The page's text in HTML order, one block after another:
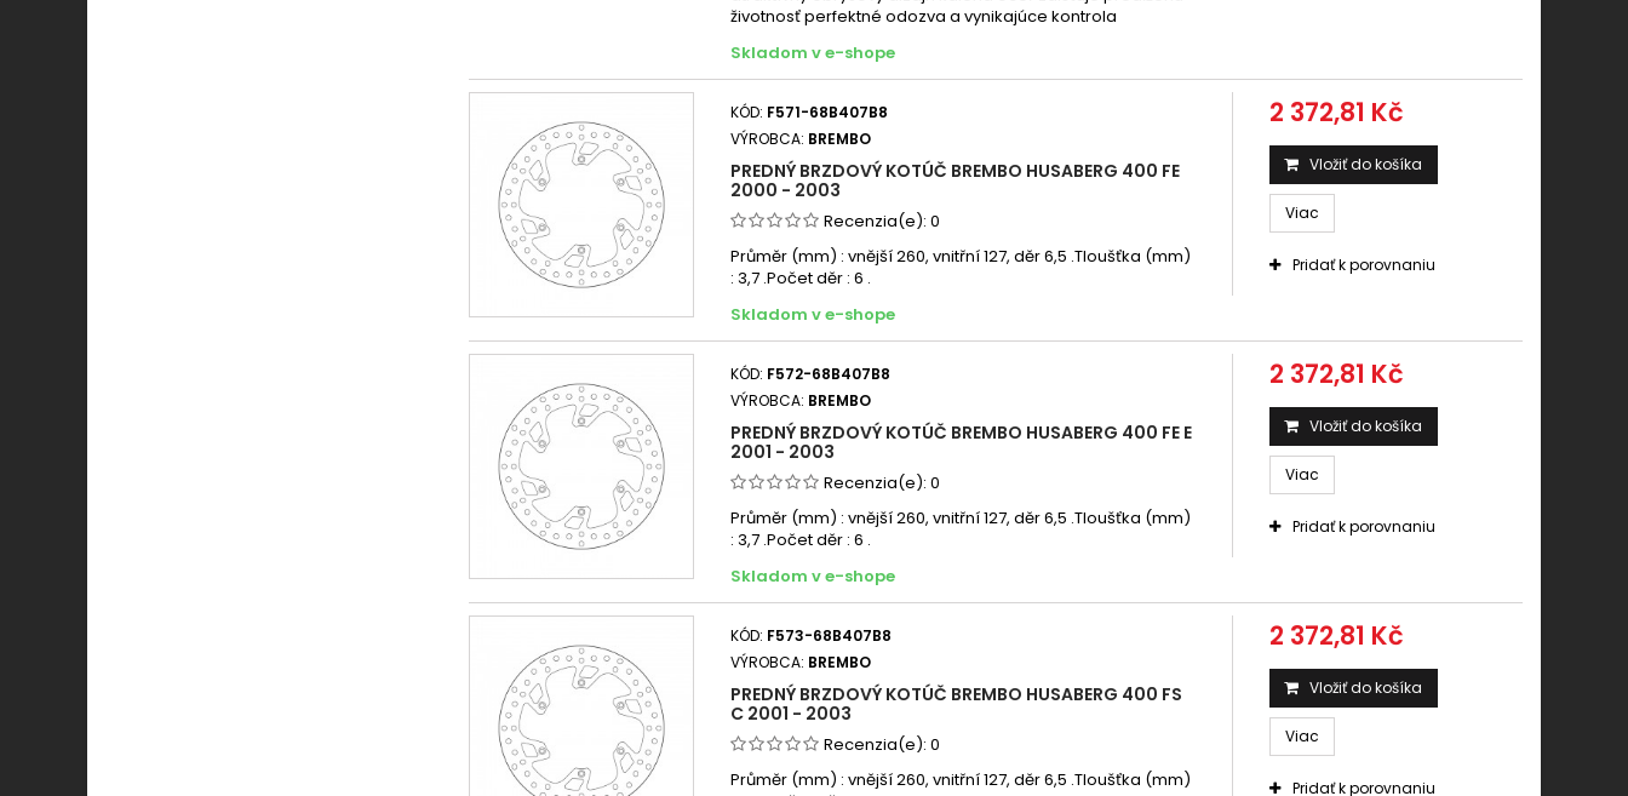
životnosť perfektné odozva a vynikajúce kontrola
Skladom v e-shope
KÓD: F571-68B407B8
VÝROBCA: BREMBO
PREDNÝ BRZDOVÝ KOTÚČ BREMBO HUSABERG 400 FE
2000 - 2003
Recenzia(e): 0
Průměr (mm) : vnější 260, vnitřní 127, děr 6,5 .Tloušťka (mm)
: 3,7 .Počet děr : 6 .
Skladom v e-shope
2 372,81 Kč
Vložiť do košíka
Viac
Pridať k porovnaniu
KÓD: F572-68B407B8
VÝROBCA: BREMBO
PREDNÝ BRZDOVÝ KOTÚČ BREMBO HUSABERG 400 FE E
2001 - 2003
Recenzia(e): 0
Průměr (mm) : vnější 260, vnitřní 127, děr 6,5 .Tloušťka (mm)
: 3,7 .Počet děr : 6 .
Skladom v e-shope
2 372,81 Kč
Vložiť do košíka
Viac
Pridať k porovnaniu
KÓD: F573-68B407B8
VÝROBCA: BREMBO
PREDNÝ BRZDOVÝ KOTÚČ BREMBO HUSABERG 400 FS
C 2001 - 2003
Recenzia(e): 0
Průměr (mm) : vnější 260, vnitřní 127, děr 6,5 .Tloušťka (mm)
2 372,81 Kč
Vložiť do košíka
Viac
Pridať k porovnaniu